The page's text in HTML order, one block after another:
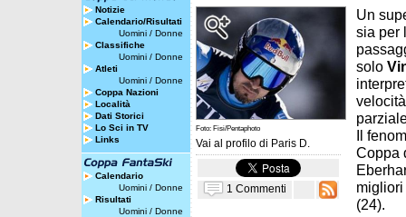
Notizie
Calendario/Risultati
Uomini / Donne
Classifiche
Uomini / Donne
Atleti
Uomini / Donne
Coppa Nazioni
Località
Dati Storici
Lo Sci in TV
Links
Calendario
Uomini / Donne
Risultati
Uomini / Donne
Foto: Fisi/Pentaphoto
Vai al profilo di Paris D.
1 Commenti
Un
sia per
solo
Il
Coppa
(24).